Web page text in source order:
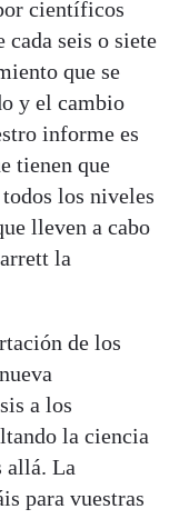
científicos
seis o siete
que se
y el cambio
informe es
tienen que
los niveles
lleven a cabo
la
de los
a los
la ciencia
allá. La
para vuestras